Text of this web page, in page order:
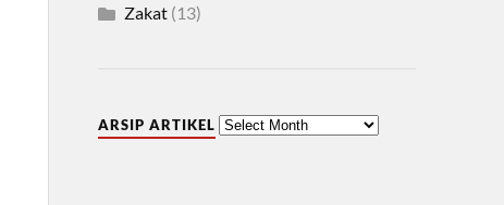
Zakat(13)
ARSIP ARTIKEL